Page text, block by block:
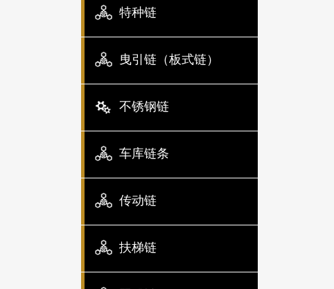
特种链
曳引链（板式链）
不锈钢链
车库链条
传动链
扶梯链